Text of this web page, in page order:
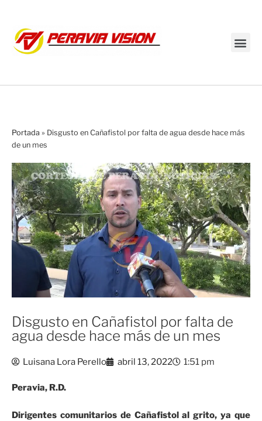
Portada » Disgusto en Cañafistol por falta de agua desde hace más
de un mes
Disgusto en Cañafistol por falta de
agua desde hace más de un mes
Luisana Lora Perello abril 13, 2022 1:51 pm
Peravia, R.D.
Dirigentes comunitarios de Cañafistol al grito, ya que